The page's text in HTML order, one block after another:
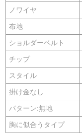
ノワイヤ
布地
ショルダーベルト
チップ
スタイル
掛け金なし
パターン:無地
胸に似合うタイプ